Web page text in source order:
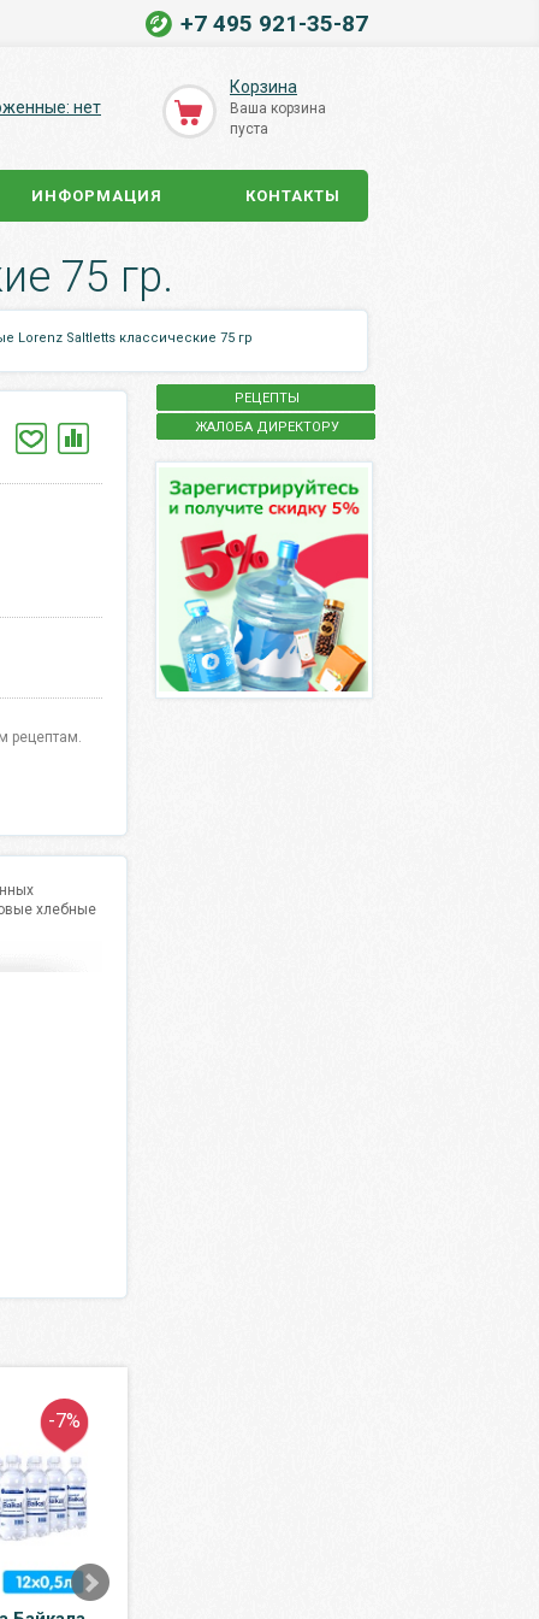
+7 495 921-35-87
нет
Корзина
Ваша корзина
пуста
ИНФОРМАЦИЯ КОНТАКТЫ
75 гр.
Lorenz Saltletts классические 75 гр
рецептам.
хлебные
-7%
РЕЦЕПТЫ
ЖАЛОБА ДИРЕКТОРУ